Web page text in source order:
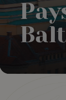
et
Chine
de
et
Chine
de